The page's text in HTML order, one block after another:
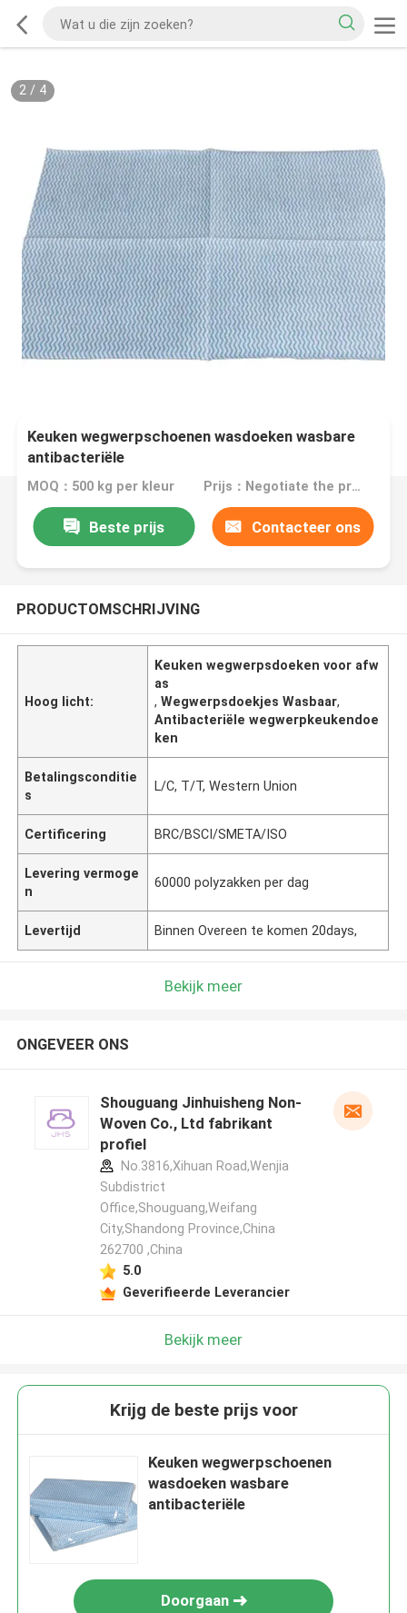
2/ 4
Keuken wegwerpschoenen wasdoeken wasbare
antibacteriële
MOQ：500 kg per kleur Prijs：Negotiate the price in detail according to the product
Beste prijs Contacteer ons
PRODUCTOMSCHRIJVING
Hoog licht:
Keuken wegwerpsdoeken voor afw
as
,Wegwerpsdoekjes Wasbaar,
Antibacteriële wegwerpkeukendoe
ken
Betalingsconditie
s
L/C, T/T, Western Union
Certificering BRC/BSCI/SMETA/ISO
Levering vermoge
n
60000 polyzakken per dag
Levertijd Binnen Overeen te komen 20days,
Bekijk meer
ONGEVEER ONS
Shouguang Jinhuisheng Non-
Woven Co., Ltd fabrikant
profiel
No.3816,Xihuan Road,Wenjia
Subdistrict
Office,Shouguang,Weifang
City,Shandong Province,China
262700 ,China
5.0
Geverifieerde Leverancier
Bekijk meer
Krijg de beste prijs voor
Keuken wegwerpschoenen
wasdoeken wasbare
antibacteriële
Doorgaan